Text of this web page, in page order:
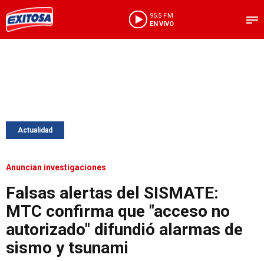
95.5 FM
EN VIVO
Actualidad
Anuncian investigaciones
Falsas alertas del SISMATE:
MTC confirma que "acceso no
autorizado" difundió alarmas de
sismo y tsunami